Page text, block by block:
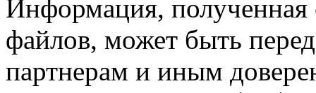
Информация, полученная
файлов, может быть
партнерам и иным